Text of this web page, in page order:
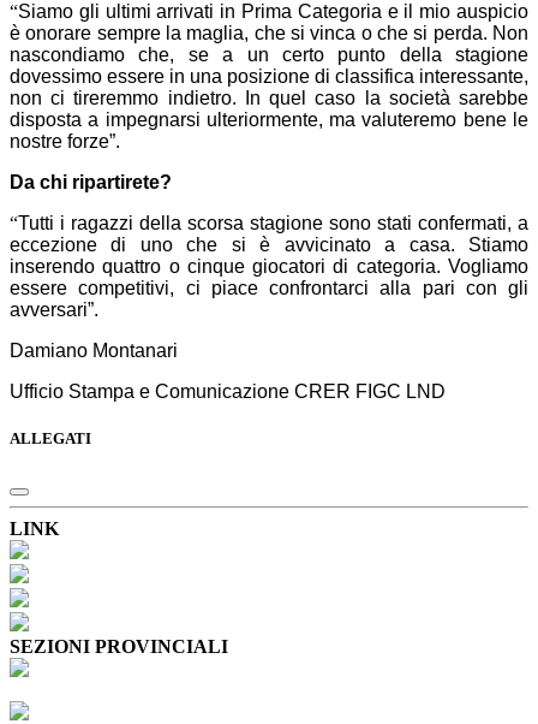
“Siamo gli ultimi arrivati in Prima Categoria e il mio auspicio
è onorare sempre la maglia, che si vinca o che si perda. Non
nascondiamo che, se a un certo punto della stagione
dovessimo essere in una posizione di classifica interessante,
non ci tireremmo indietro. In quel caso la società sarebbe
disposta a impegnarsi ulteriormente, ma valuteremo bene le
nostre forze”.
Da chi ripartirete?
“Tutti i ragazzi della scorsa stagione sono stati confermati, a
eccezione di uno che si è avvicinato a casa. Stiamo
inserendo quattro o cinque giocatori di categoria. Vogliamo
essere competitivi, ci piace confrontarci alla pari con gli
avversari”.
Damiano Montanari
Ufficio Stampa e Comunicazione CRER FIGC LND
ALLEGATI
LINK
SEZIONI PROVINCIALI